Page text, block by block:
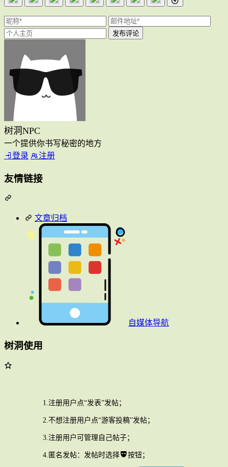
树洞NPC
一个提供你书写秘密的地方
登录
注册
友情链接
文章归档
自媒体导航
树洞使用
1.注册用户点“发表”发帖；
2.不想注册用户点“游客投稿”发帖；
3.注册用户可管理自己帖子；
4.匿名发帖：发帖时选择 按钮；